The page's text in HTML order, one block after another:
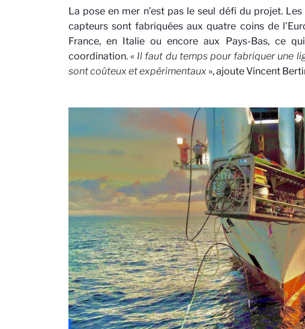
La pose en mer n’est pas le seul défi du projet.
capteurs sont fabriquées aux quatre coins de
France, en Italie ou encore aux Pays-Bas, ce
coordination. « Il faut du temps pour fabriquer une
sont coûteux et expérimentaux», ajoute Vincent